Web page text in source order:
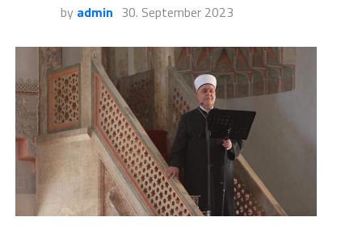
by admin 30. September 2023